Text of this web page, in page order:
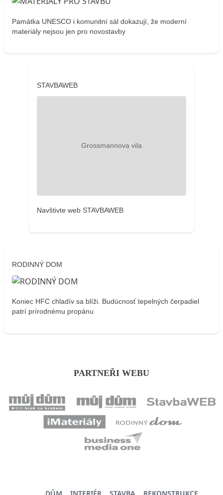
Památka UNESCO i komunitní sál dokazují, že moderní
materiály nejsou jen pro novostavby
STAVBAWEB
Navštivte web STAVBAWEB
RODINNÝ DOM
Koniec HFC chladív sa blíži. Budúcnosť tepelných čerpadiel
patrí prírodnému propánu
PARTNEŘI WEBU